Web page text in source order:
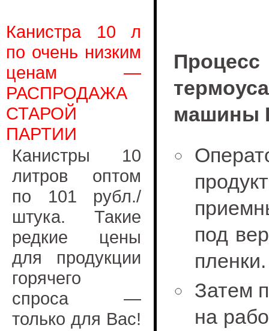
Канистра 10 л
по очень низким
ценам —
РАСПРОДАЖА
СТАРОЙ
ПАРТИИ
Канистры 10
литров оптом
по 101 рубл./
штука. Такие
редкие цены
для продукции
горячего
спроса —
только для Вас!
машины
под
пленки.
Затем
на